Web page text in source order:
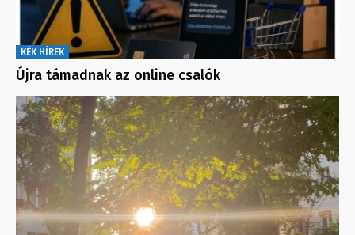
KÉK HÍREK
Újra támadnak az online csalók